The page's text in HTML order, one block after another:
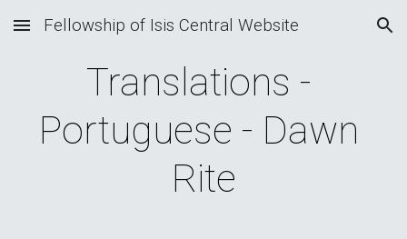
Skip to main content Skip to navigation
Fellowship of Isis Central Website
Translations -
Portuguese - Dawn
Rite